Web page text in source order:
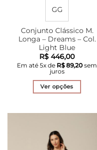
GG
Conjunto Clássico M.
Longa – Dreams – Col.
Light Blue
R$ 446,00
Em até 5x de R$89,20 sem
juros
Ver opções
várias
variantes.